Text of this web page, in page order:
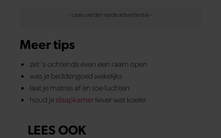
Meer tips
zet ’s ochtends even een raam open
was je beddengoed wekelijks
laat je matras af en toe luchten
houd jeslaapkamer liever wat koeler
LEES OOK